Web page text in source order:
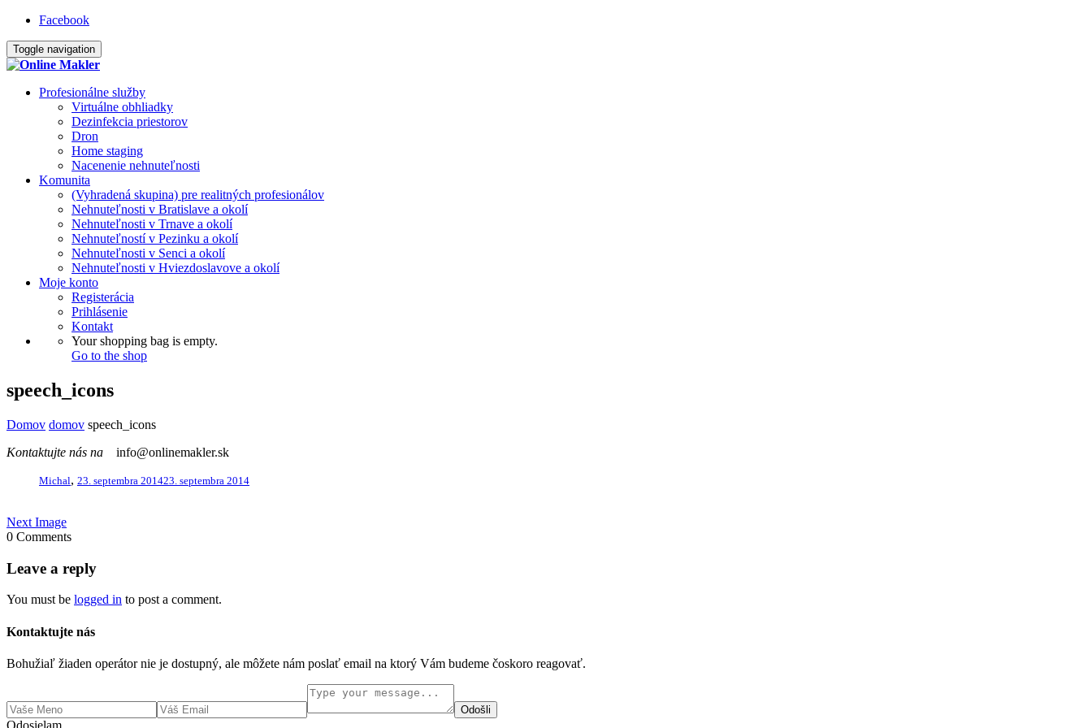
Facebook
Toggle navigation
Profesionálne služby
Virtuálne obhliadky
Dezinfekcia priestorov
Dron
Home staging
Nacenenie nehnuteľnosti
Komunita
(Vyhradená skupina) pre realitných profesionálov
Nehnuteľnosti v Bratislave a okolí
Nehnuteľnosti v Trnave a okolí
Nehnuteľností v Pezinku a okolí
Nehnuteľnosti v Senci a okolí
Nehnuteľnosti v Hviezdoslavove a okolí
Moje konto
Registerácia
Prihlásenie
Kontakt
Your shopping bag is empty.
Go to the shop
speech_icons
Domov domov speech_icons
Kontaktujte nás na
info@onlinemakler.sk
Michal, 23. septembra 201423. septembra 2014
Next Image
0 Comments
Leave a reply
You must be logged in to post a comment.
Kontaktujte nás
Bohužiaľ žiaden operátor nie je dostupný, ale môžete nám poslať email na ktorý Vám budeme čoskoro reagovať.
Odošli
Odosielam